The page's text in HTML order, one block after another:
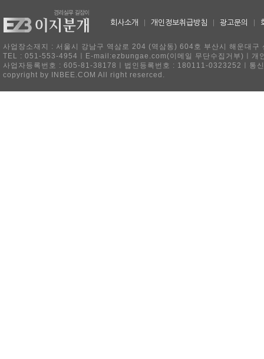
회사소개 개인정보취급방침 광고문의
사업장소재지 : 서울시 강남구 역삼로 204 (역삼동) 604호 부산시 해운대
TEL : 051-553-4954ㅣE-mail:ezbungae.com(이메일 무단수집거부)ㅣ개
사업자등록번호 : 605-81-38178ㅣ법인등록번호 : 180111-0323252ㅣ통
copyright by INBEE.COM All right reserced.